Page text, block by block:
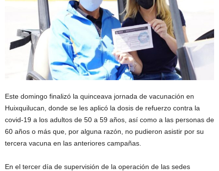
Este domingo finalizó la quinceava jornada de vacunación en
Huixquilucan, donde se les aplicó la dosis de refuerzo contra la
covid-19 a los adultos de 50 a 59 años, así como a las personas de
60 años o más que, por alguna razón, no pudieron asistir por su
tercera vacuna en las anteriores campañas.
En el tercer día de supervisión de la operación de las sedes